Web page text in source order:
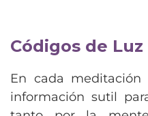
Códigos de Luz
En cada meditación
información sutil